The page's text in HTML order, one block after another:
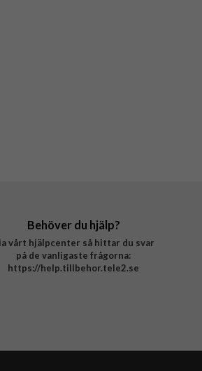
Behöver du hjälp?
vårt hjälpcenter så hittar du svar
på de vanligaste frågorna:
https://help.tillbehor.tele2.se